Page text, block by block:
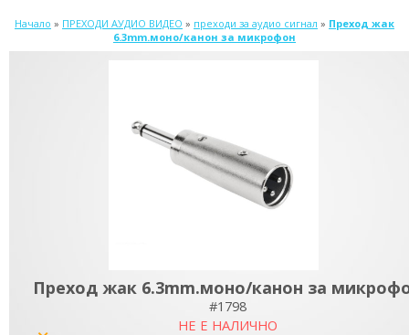
Начало » ПРЕХОДИ АУДИО ВИДЕО » преходи за аудио сигнал » Преход жак
6.3mm.моно/канон за микрофон
Преход жак 6.3mm.моно/канон за
#1798
НЕ Е НАЛИЧНО